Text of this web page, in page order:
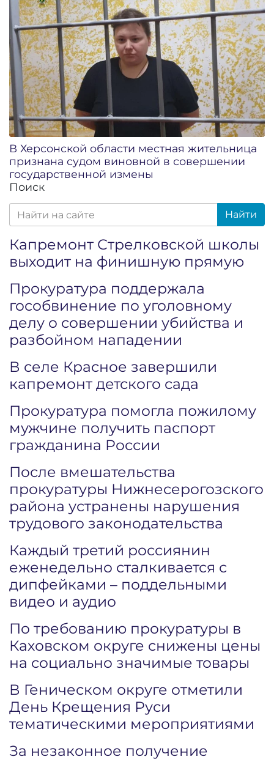
В Херсонской области местная жительница
признана судом виновной в совершении
государственной измены
Поиск
Найти
Капремонт Стрелковской школы
выходит на финишную прямую
Прокуратура поддержала
гособвинение по уголовному
делу о совершении убийства и
разбойном нападении
В селе Красное завершили
капремонт детского сада
Прокуратура помогла пожилому
мужчине получить паспорт
гражданина России
После вмешательства
прокуратуры Нижнесерогозского
района устранены нарушения
трудового законодательства
Каждый третий россиянин
еженедельно сталкивается с
дипфейками – поддельными
видео и аудио
По требованию прокуратуры в
Каховском округе снижены цены
на социально значимые товары
В Геническом округе отметили
День Крещения Руси
тематическими мероприятиями
За незаконное получение